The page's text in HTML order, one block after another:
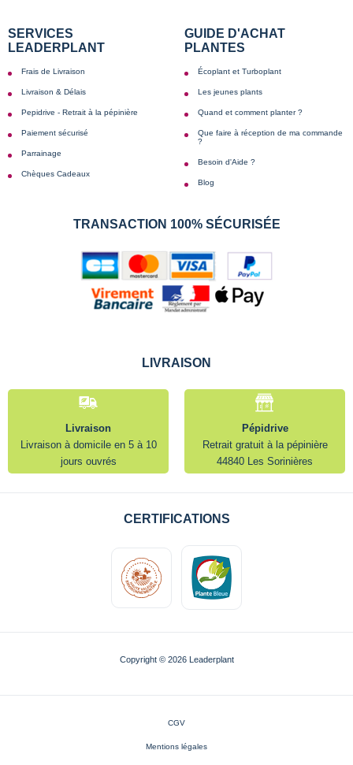
SERVICES
LEADERPLANT
Frais de Livraison
Livraison & Délais
Pepidrive - Retrait à la pépinière
Paiement sécurisé
Parrainage
Chèques Cadeaux
GUIDE D'ACHAT
PLANTES
Écoplant et Turboplant
Les jeunes plants
Quand et comment planter ?
Que faire à réception de ma commande
?
Besoin d'Aide ?
Blog
TRANSACTION 100% SÉCURISÉE
LIVRAISON
Livraison
Livraison à domicile en 5 à 10
jours ouvrés
Pépidrive
Retrait gratuit à la pépinière
44840 Les Sorinières
CERTIFICATIONS
Copyright © 2026 Leaderplant
CGV
Mentions légales